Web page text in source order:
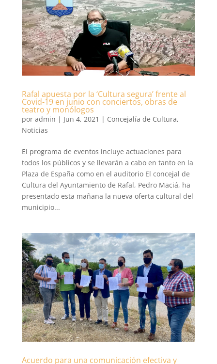
Rafal apuesta por la ‘Cultura segura’ frente al
Covid-19 en junio con conciertos, obras de
teatro y monólogos
por admin | Jun 4, 2021 | Concejalía de Cultura,
Noticias
El programa de eventos incluye actuaciones para
todos los públicos y se llevarán a cabo en tanto en la
Plaza de España como en el auditorio El concejal de
Cultura del Ayuntamiento de Rafal, Pedro Maciá, ha
presentado esta mañana la nueva oferta cultural del
municipio...
Acuerdo para una comunicación efectiva y